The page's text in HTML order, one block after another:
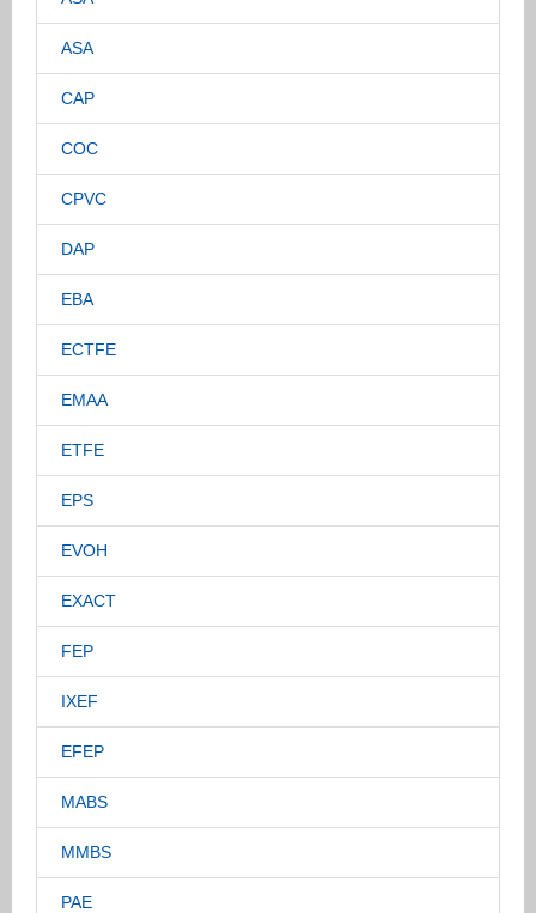
ASA
CAP
COC
CPVC
DAP
EBA
ECTFE
EMAA
ETFE
EPS
EVOH
EXACT
FEP
IXEF
EFEP
MABS
MMBS
PAE